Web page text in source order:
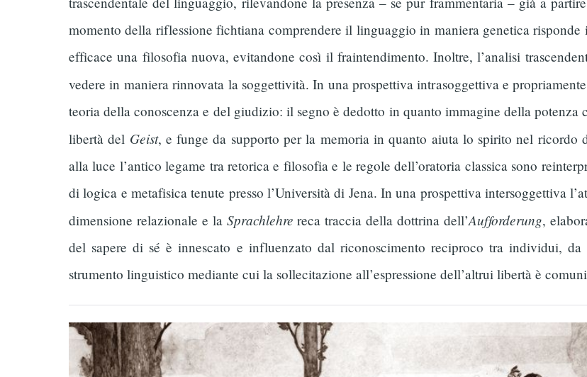
momento della riflessione fichtiana comprendere il linguaggio in maniera genetica
efficace una filosofia nuova, evitandone così il fraintendimento. Inoltre, l’analisi
vedere in maniera rinnovata la soggettività. In una prospettiva intrasoggettiva e
teoria della conoscenza e del giudizio: il segno è dedotto in quanto immagine della
libertà del Geist, e funge da supporto per la memoria in quanto aiuta lo spirito nel ricordo
alla luce l’antico legame tra retorica e filosofia e le regole dell’oratoria classica sono
di logica e metafisica tenute presso l’Università di Jena. In una prospettiva intersoggettiva
dimensione relazionale e la Sprachlehre reca traccia della dottrina dell’Aufforderung,
del sapere di sé è innescato e influenzato dal riconoscimento reciproco tra individui,
strumento linguistico mediante cui la sollecitazione all’espressione dell’altrui libertà è